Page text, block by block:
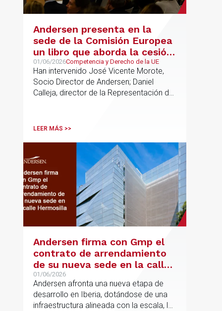
Andersen presenta en la
sede de la Comisión Europea
un libro que aborda la cesión
de soberanía y la primacía
del Derecho de la UE en las
constituciones europeas
01/06/2026Competencia y Derecho de la UE
Han intervenido José Vicente Morote,
Socio Director de Andersen; Daniel
Calleja, director de la Representación de
jurídico y académico
LEER MÁS >>
Andersen firma con Gmp el
contrato de arrendamiento
de su nueva sede en la calle
Hermosilla
01/06/2026
Andersen afronta una nueva etapa de
desarrollo en Iberia, dotándose de una
infraestructura alineada con la escala, la